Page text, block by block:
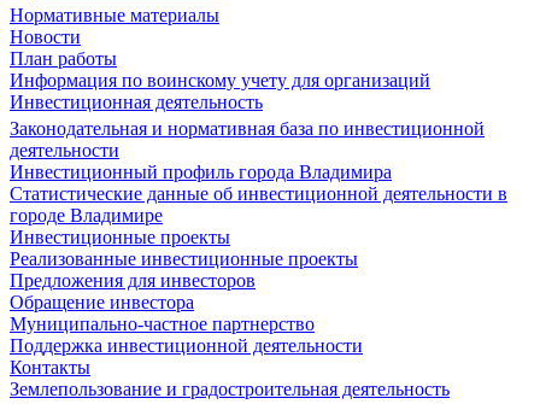
Нормативные материалы
Новости
План работы
Информация по воинскому учету для организаций
Инвестиционная деятельность
Законодательная и нормативная база по инвестиционной
деятельности
Инвестиционный профиль города Владимира
Статистические данные об инвестиционной деятельности в
городе Владимире
Инвестиционные проекты
Реализованные инвестиционные проекты
Предложения для инвесторов
Обращение инвестора
Муниципально-частное партнерство
Поддержка инвестиционной деятельности
Контакты
Землепользование и градостроительная деятельность